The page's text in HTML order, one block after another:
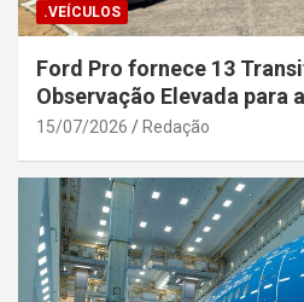
.VEÍCULOS
Ford Pro fornece 13
Observação Elevada para
Segurança Pública da Bahia
15/07/2026 Redação